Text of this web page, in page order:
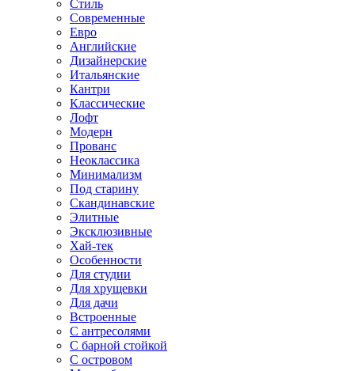
Стиль
Современные
Евро
Английские
Дизайнерские
Итальянские
Кантри
Классические
Лофт
Модерн
Прованс
Неоклассика
Минимализм
Под старину
Скандинавские
Элитные
Эксклюзивные
Хай-тек
Особенности
Для студии
Для хрущевки
Для дачи
Встроенные
С антресолями
С барной стойкой
С островом